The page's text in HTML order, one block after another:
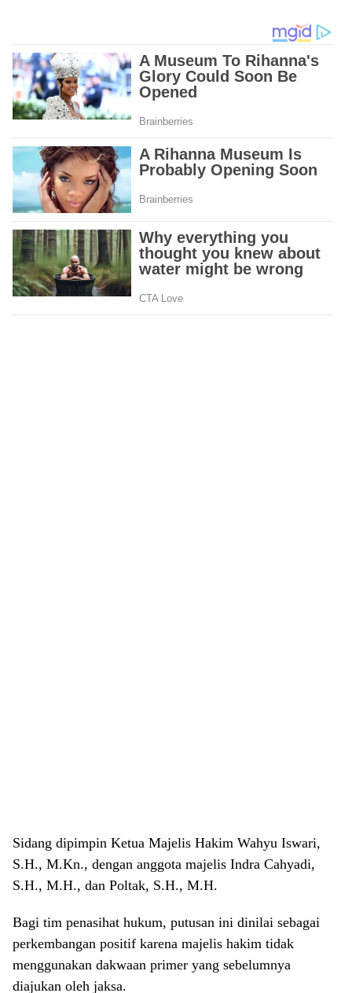
Sidang dipimpin Ketua Majelis Hakim Wahyu Iswari,
S.H., M.Kn., dengan anggota majelis Indra Cahyadi,
S.H., M.H., dan Poltak, S.H., M.H.
Bagi tim penasihat hukum, putusan ini dinilai sebagai
perkembangan positif karena majelis hakim tidak
menggunakan dakwaan primer yang sebelumnya
diajukan oleh jaksa.